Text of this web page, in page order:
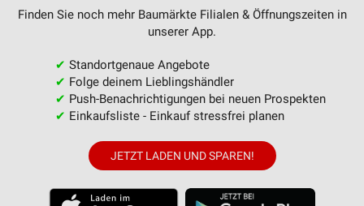
Finden Sie noch mehr Baumärkte Filialen & Öffnungszeiten in
unserer App.
✔ Standortgenaue Angebote
✔ Folge deinem Lieblingshändler
✔ Push-Benachrichtigungen bei neuen Prospekten
✔ Einkaufsliste - Einkauf stressfrei planen
JETZT LADEN UND SPAREN!